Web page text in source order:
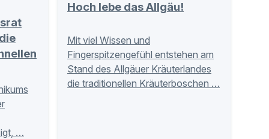
…
Hoch lebe das Allgäu!
Mit viel Wissen und
Fingerspitzengefühl entstehen am
Stand des Allgäuer Kräuterlandes
die traditionellen Kräuterboschen …